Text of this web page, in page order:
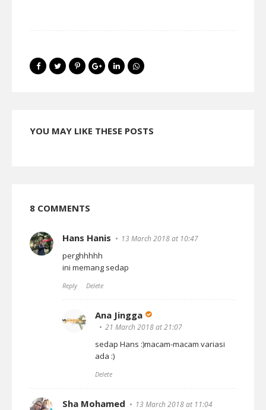
YOU MAY LIKE THESE POSTS
8 COMMENTS
Hans Hanis 13 March 2018 at 10:47
perghhhhh
ini memang sedap
Reply Delete
Ana Jingga
21 March 2018 at 21:07
sedap Hans :)macam-macam variasi
ada :)
Delete
Sha Mohamed 13 March 2018 at 11:04